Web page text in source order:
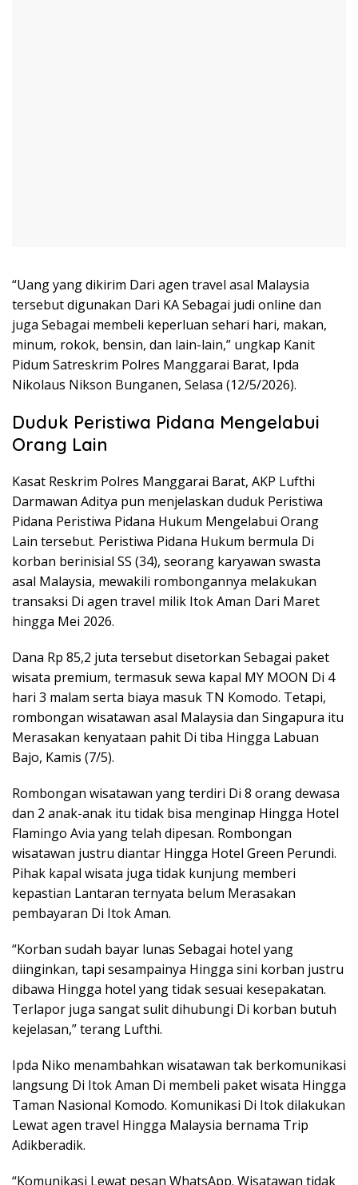
“Uang yang dikirim Dari agen travel asal Malaysia
tersebut digunakan Dari KA Sebagai judi online dan
juga Sebagai membeli keperluan sehari hari, makan,
minum, rokok, bensin, dan lain-lain,” ungkap Kanit
Pidum Satreskrim Polres Manggarai Barat, Ipda
Nikolaus Nikson Bunganen, Selasa (12/5/2026).
Duduk Peristiwa Pidana Mengelabui
Orang Lain
Kasat Reskrim Polres Manggarai Barat, AKP Lufthi
Darmawan Aditya pun menjelaskan duduk Peristiwa
Pidana Peristiwa Pidana Hukum Mengelabui Orang
Lain tersebut. Peristiwa Pidana Hukum bermula Di
korban berinisial SS (34), seorang karyawan swasta
asal Malaysia, mewakili rombongannya melakukan
transaksi Di agen travel milik Itok Aman Dari Maret
hingga Mei 2026.
Dana Rp 85,2 juta tersebut disetorkan Sebagai paket
wisata premium, termasuk sewa kapal MY MOON Di 4
hari 3 malam serta biaya masuk TN Komodo. Tetapi,
rombongan wisatawan asal Malaysia dan Singapura itu
Merasakan kenyataan pahit Di tiba Hingga Labuan
Bajo, Kamis (7/5).
Rombongan wisatawan yang terdiri Di 8 orang dewasa
dan 2 anak-anak itu tidak bisa menginap Hingga Hotel
Flamingo Avia yang telah dipesan. Rombongan
wisatawan justru diantar Hingga Hotel Green Perundi.
Pihak kapal wisata juga tidak kunjung memberi
kepastian Lantaran ternyata belum Merasakan
pembayaran Di Itok Aman.
“Korban sudah bayar lunas Sebagai hotel yang
diinginkan, tapi sesampainya Hingga sini korban justru
dibawa Hingga hotel yang tidak sesuai kesepakatan.
Terlapor juga sangat sulit dihubungi Di korban butuh
kejelasan,” terang Lufthi.
Ipda Niko menambahkan wisatawan tak berkomunikasi
langsung Di Itok Aman Di membeli paket wisata Hingga
Taman Nasional Komodo. Komunikasi Di Itok dilakukan
Lewat agen travel Hingga Malaysia bernama Trip
Adikberadik.
“Komunikasi Lewat pesan WhatsApp. Wisatawan tidak